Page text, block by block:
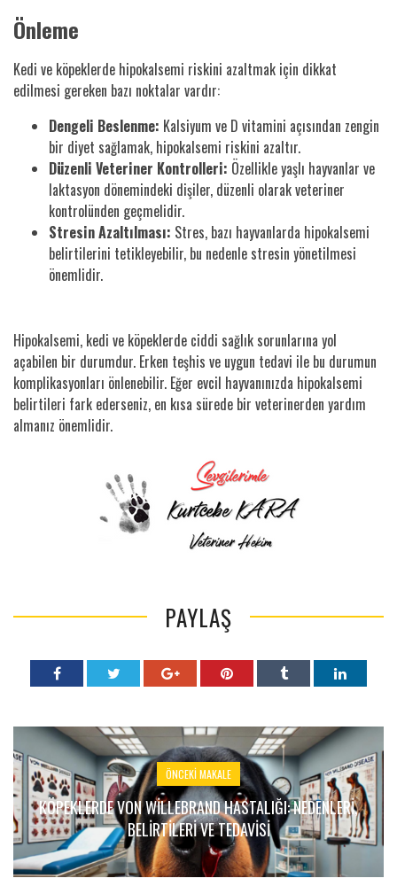
Önleme
Kedi ve köpeklerde hipokalsemi riskini azaltmak için dikkat
edilmesi gereken bazı noktalar vardır:
Dengeli Beslenme: Kalsiyum ve D vitamini açısından zengin
bir diyet sağlamak, hipokalsemi riskini azaltır.
Düzenli Veteriner Kontrolleri: Özellikle yaşlı hayvanlar ve
laktasyon dönemindeki dişiler, düzenli olarak veteriner
kontrolünden geçmelidir.
Stresin Azaltılması: Stres, bazı hayvanlarda hipokalsemi
belirtilerini tetikleyebilir, bu nedenle stresin yönetilmesi
önemlidir.
Hipokalsemi, kedi ve köpeklerde ciddi sağlık sorunlarına yol
açabilen bir durumdur. Erken teşhis ve uygun tedavi ile bu durumun
komplikasyonları önlenebilir. Eğer evcil hayvanınızda hipokalsemi
belirtileri fark ederseniz, en kısa sürede bir veterinerden yardım
almanız önemlidir.
PAYLAŞ
ÖNCEKI MAKALE
KÖPEKLERDE VON WILLEBRAND HASTALIĞI: NEDENLERI,
BELIRTILERI VE TEDAVISI